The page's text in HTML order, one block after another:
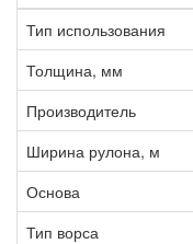
Тип использования
Толщина, мм
Производитель
Ширина рулона, м
Основа
Тип ворса